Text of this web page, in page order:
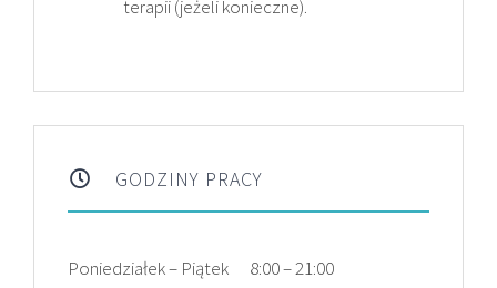
terapii (jeżeli konieczne).
GODZINY PRACY
Poniedziałek – Piątek 8:00 – 21:00